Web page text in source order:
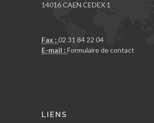
14016 CAEN CEDEX 1
Fax : 02 31 84 22 04
E-mail : Formulaire de contact
LIENS